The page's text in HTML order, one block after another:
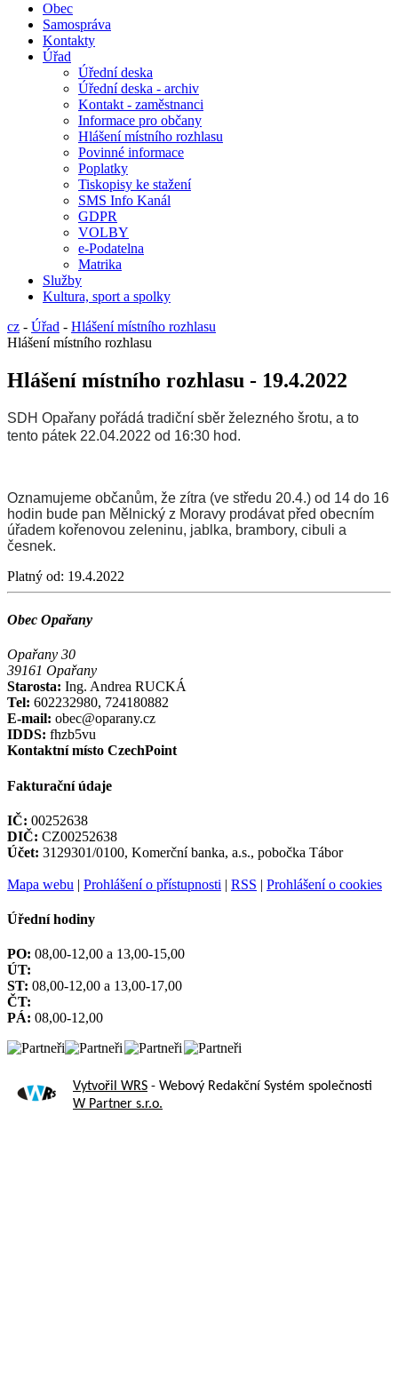
Obec
Samospráva
Kontakty
Úřad
Úřední deska
Úřední deska - archiv
Kontakt - zaměstnanci
Informace pro občany
Hlášení místního rozhlasu
Povinné informace
Poplatky
Tiskopisy ke stažení
SMS Info Kanál
GDPR
VOLBY
e-Podatelna
Matrika
Služby
Kultura, sport a spolky
cz - Úřad - Hlášení místního rozhlasu
Hlášení místního rozhlasu
Hlášení místního rozhlasu - 19.4.2022
SDH Opařany pořádá tradiční sběr železného šrotu, a to
tento pátek 22.04.2022 od 16:30 hod.
Oznamujeme občanům, že zítra (ve středu 20.4.) od 14 do 16
hodin bude pan Mělnický z Moravy prodávat před obecním
úřadem kořenovou zeleninu, jablka, brambory, cibuli a
česnek.
Platný od: 19.4.2022
Obec Opařany
Opařany 30
39161 Opařany
Starosta: Ing. Andrea RUCKÁ
Tel: 602232980, 724180882
E-mail: obec@oparany.cz
IDDS: fhzb5vu
Kontaktní místo CzechPoint
Fakturační údaje
IČ: 00252638
DIČ: CZ00252638
Účet: 3129301/0100, Komerční banka, a.s., pobočka Tábor
Mapa webu | Prohlášení o přístupnosti | RSS | Prohlášení o cookies
Úřední hodiny
PO: 08,00-12,00 a 13,00-15,00
ÚT:
ST: 08,00-12,00 a 13,00-17,00
ČT:
PÁ: 08,00-12,00
Vytvořil WRS - Webový Redakční Systém společnosti
W Partner s.r.o.